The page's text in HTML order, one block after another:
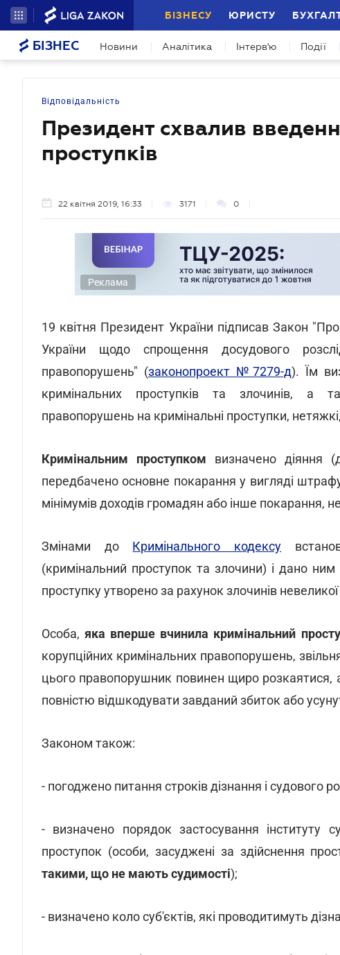
БІЗНЕСУ ЮРИСТУ
БІЗНЕС Новини Аналітика Інтерв'ю Події
Відповідальність
Президент схвалив
проступків
22 квітня 2019, 16:33 3171 0
Реклама
19 квітня Президент України підписав Закон
України щодо спрощення досудового
правопорушень" (законопроект №7279-д). Їм
кримінальних проступків та злочинів, а
правопорушень на кримінальні проступки,
Кримінальним проступком визначено діяння
передбачено основне покарання у вигляді
мінімумів доходів громадян або інше покарання,
Змінами до Кримінального кодексу
(кримінальний проступок та злочини) і дано
проступку утворено за рахунок злочинів
Особа,яка вперше вчинила кримінальний
корупційних кримінальних правопорушень,
цього правопорушник повинен щиро розкаятися,
повністю відшкодувати завданий збиток або
Законом також:
- погоджено питання строків дізнання і судового
- визначено порядок застосування інституту
проступок (особи, засуджені за здійснення
такими, що не мають судимості);
- визначено коло суб'єктів, які проводитимуть